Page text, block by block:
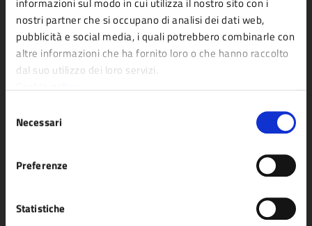
informazioni sul modo in cui utilizza il nostro sito con i
nostri partner che si occupano di analisi dei dati web,
pubblicità e social media, i quali potrebbero combinarle con
altre informazioni che ha fornito loro o che hanno raccolto
dal suo utilizzo dei loro servizi.
delNecessari
Preferenze
Statistiche
Comune di Fidenza